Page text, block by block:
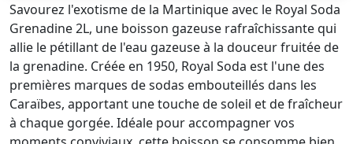
Savourez l'exotisme de la Martinique avec le Royal Soda
Grenadine 2L, une boisson gazeuse rafraîchissante qui
allie le pétillant de l'eau gazeuse à la douceur fruitée de
la grenadine. Créée en 1950, Royal Soda est l'une des
premières marques de sodas embouteillés dans les
Caraïbes, apportant une touche de soleil et de fraîcheur
à chaque gorgée. Idéale pour accompagner vos